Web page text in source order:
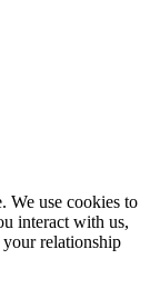
We use cookies to
interact with us,
relationship